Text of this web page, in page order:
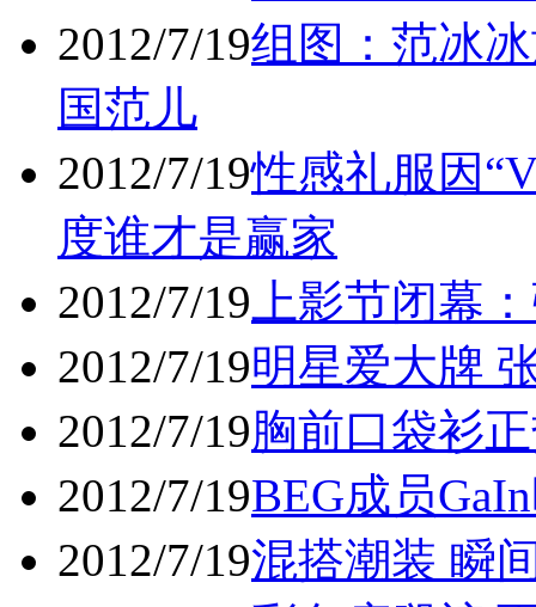
2012/7/19组图：范冰
国范儿
2012/7/19性感礼服因
度谁才是赢家
2012/7/19 上影节闭幕
2012/7/19明星爱大牌
2012/7/19胸前口袋衫
2012/7/19BEG成员
2012/7/19混搭潮装 瞬